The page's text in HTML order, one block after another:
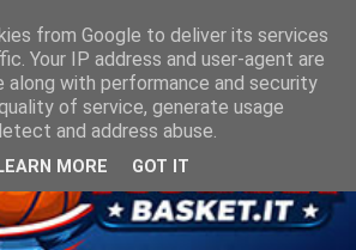
from Google to deliver its services
Your IP address and user-agent are
along with performance and security
of service, generate usage
and address abuse.
LEARN MORE GOT IT